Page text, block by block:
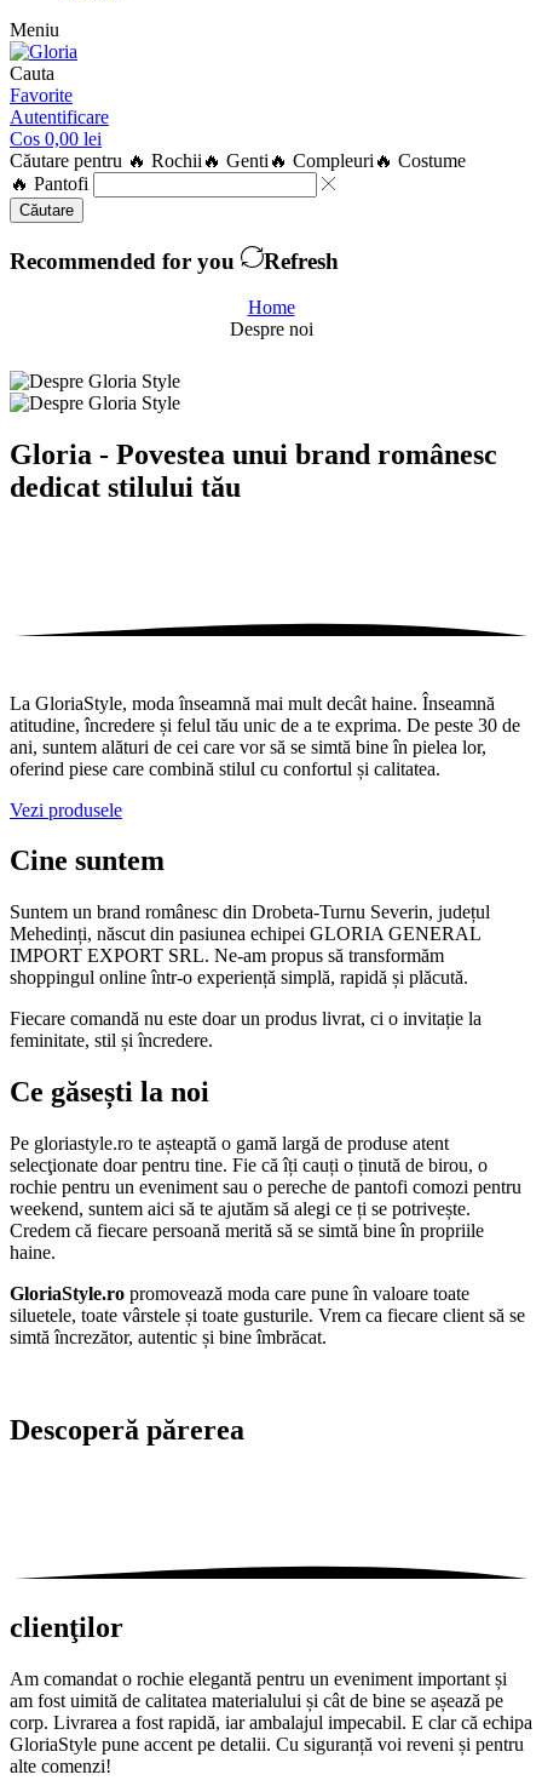
Meniu
Cauta
Favorite
Autentificare
Cos 0,00 lei
Căutare pentru 🔥 Rochii 🔥 Genti 🔥 Compleuri 🔥 Costume
🔥 Pantofi
Căutare
Recommended for you Refresh
Home
Despre noi
Gloria - Povestea unui brand românesc
dedicat stilului tău
La GloriaStyle, moda înseamnă mai mult decât haine. Înseamnă
atitudine, încredere și felul tău unic de a te exprima. De peste 30 de
ani, suntem alături de cei care vor să se simtă bine în pielea lor,
oferind piese care combină stilul cu confortul și calitatea.
Vezi produsele
Cine suntem
Suntem un brand românesc din Drobeta-Turnu Severin, județul
Mehedinți, născut din pasiunea echipei GLORIA GENERAL
IMPORT EXPORT SRL. Ne-am propus să transformăm
shoppingul online într-o experiență simplă, rapidă și plăcută.
Fiecare comandă nu este doar un produs livrat, ci o invitație la
feminitate, stil și încredere.
Ce găsești la noi
Pe gloriastyle.ro te așteaptă o gamă largă de produse atent
selecţionate doar pentru tine. Fie că îți cauți o ținută de birou, o
rochie pentru un eveniment sau o pereche de pantofi comozi pentru
weekend, suntem aici să te ajutăm să alegi ce ți se potrivește.
Credem că fiecare persoană merită să se simtă bine în propriile
haine.
GloriaStyle.ro promovează moda care pune în valoare toate
siluetele, toate vârstele și toate gusturile. Vrem ca fiecare client să se
simtă încrezător, autentic și bine îmbrăcat.
Descoperă părerea
clienţilor
Am comandat o rochie elegantă pentru un eveniment important și
am fost uimită de calitatea materialului și cât de bine se așează pe
corp. Livrarea a fost rapidă, iar ambalajul impecabil. E clar că echipa
GloriaStyle pune accent pe detalii. Cu siguranță voi reveni și pentru
alte comenzi!